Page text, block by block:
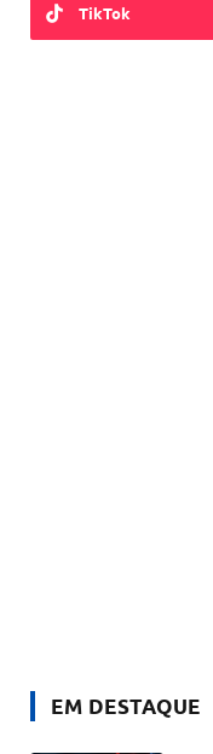
TikTok
EM DESTAQUE